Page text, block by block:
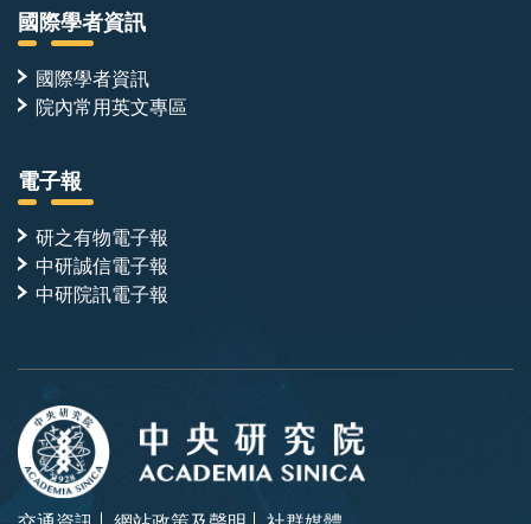
國際學者資訊
國際學者資訊
院內常用英文專區
電子報
研之有物電子報
中研誠信電子報
中研院訊電子報